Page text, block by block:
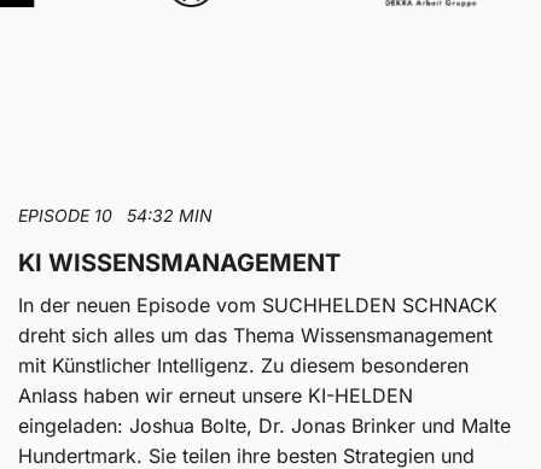
EPISODE 10 54:32 MIN
KI WISSENSMANAGEMENT
In der neuen Episode vom SUCHHELDEN SCHNACK
dreht sich alles um das Thema Wissensmanagement
mit Künstlicher Intelligenz. Zu diesem besonderen
Anlass haben wir erneut unsere KI-HELDEN
eingeladen: Joshua Bolte, Dr. Jonas Brinker und Malte
Hundertmark. Sie teilen ihre besten Strategien und